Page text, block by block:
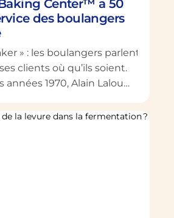
Center™ a 50
des boulangers
» : les boulangers parlent aux
clients où qu’ils soient.
1970, Alain Laloum,
l’entreprise et